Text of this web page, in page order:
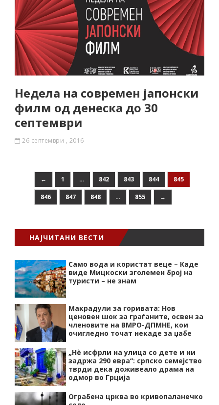
Недела на современ јапонски
филм од денеска до 30
септември
26 септември , 2016
← 1 … 842 843 844 845
846 847 848 … 855 →
НАЈЧИТАНИ ВЕСТИ
Само вода и користат веце – Каде
виде Мицкоски зголемен број на
туристи – не знам
Макрадули за горивата: Нов
ценовен шок за граѓаните, освен за
членовите на ВМРО-ДПМНЕ, кои
очигледно точат некаде за џабе
„Нѐ исфрли на улица со дете и ни
задржа 290 евра“: српско семејство
тврди дека доживеало драма на
одмор во Грција
Ограбена црква во кривопаланечко